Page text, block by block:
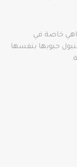
في اسطنبول، أفضل 10 مقاهي خاصة في
حبوبها بنفسها